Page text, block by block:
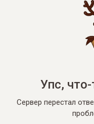
Упс,
Сервер перестал